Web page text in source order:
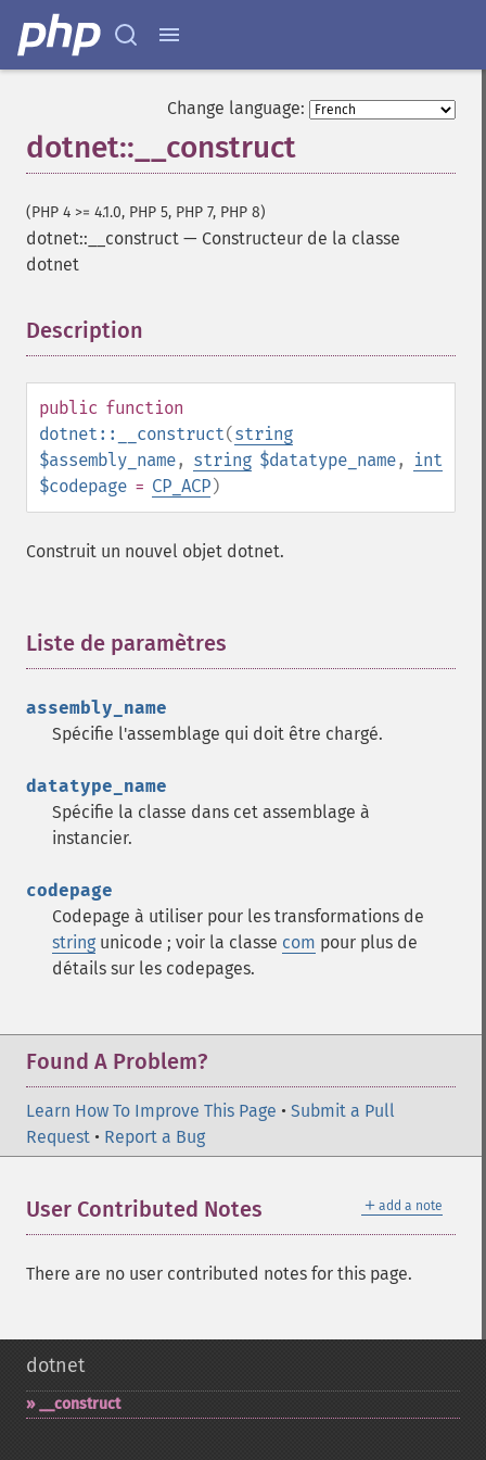
Change language:
dotnet::__construct
(PHP 4 >= 4.1.0, PHP 5, PHP 7, PHP 8)
dotnet::__construct — Constructeur de la classe
dotnet
Description
public function
dotnet::__construct(string
$assembly_name, string $datatype_name,
int
$codepage = CP_ACP)
Construit un nouvel objet dotnet.
Liste de paramètres
assembly_name
Spécifie l'assemblage qui doit être chargé.
datatype_name
Spécifie la classe dans cet assemblage à
instancier.
codepage
Codepage à utiliser pour les transformations de
string unicode ; voir la classe com pour plus de
détails sur les codepages.
Found A Problem?
Learn How To Improve This Page • Submit a Pull
Request • Report a Bug
＋ add a note
User Contributed Notes
There are no user contributed notes for this page.
dotnet
_​_​construct